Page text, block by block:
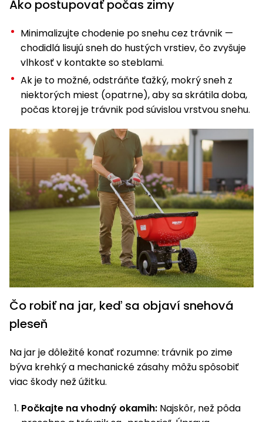
Ako postupovať počas zimy
Minimalizujte chodenie po snehu cez trávnik —
chodidlá lisujú sneh do hustých vrstiev, čo zvyšuje
vlhkosť v kontakte so steblami.
Ak je to možné, odstráňte ťažký, mokrý sneh z
niektorých miest (opatrne), aby sa skrátila doba,
počas ktorej je trávnik pod súvislou vrstvou snehu.
Čo robiť na jar, keď sa objaví snehová
pleseň
Na jar je dôležité konať rozumne: trávnik po zime
býva krehký a mechanické zásahy môžu spôsobiť
viac škody než úžitku.
Počkajte na vhodný okamih: Najskôr, než pôda